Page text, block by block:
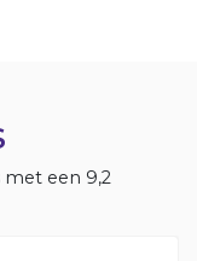
een 9,2